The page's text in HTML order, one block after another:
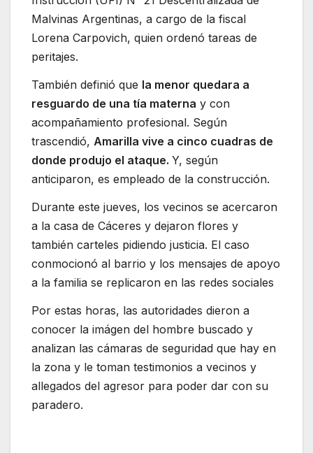
Malvinas Argentinas, a cargo de la fiscal
Lorena Carpovich, quien ordenó tareas de
peritajes.
También definió que la menor quedara a
resguardo de una tía materna y con
acompañamiento profesional. Según
trascendió, Amarilla vive a cinco cuadras de
donde produjo el ataque. Y, según
anticiparon, es empleado de la construcción.
Durante este jueves, los vecinos se acercaron
a la casa de Cáceres y dejaron flores y
también carteles pidiendo justicia. El caso
conmocionó al barrio y los mensajes de apoyo
a la familia se replicaron en las redes sociales
Por estas horas, las autoridades dieron a
conocer la imágen del hombre buscado y
analizan las cámaras de seguridad que hay en
la zona y le toman testimonios a vecinos y
allegados del agresor para poder dar con su
paradero.